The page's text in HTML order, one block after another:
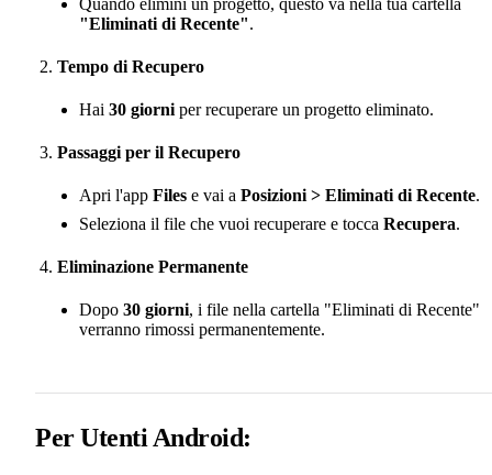
Quando elimini un progetto, questo va nella tua cartella
"Eliminati di Recente".
Tempo di Recupero
Hai 30 giorni per recuperare un progetto eliminato.
Passaggi per il Recupero
Apri l'app Files e vai a Posizioni > Eliminati di Recente.
Seleziona il file che vuoi recuperare e tocca Recupera.
Eliminazione Permanente
Dopo 30 giorni, i file nella cartella "Eliminati di Recente"
verranno rimossi permanentemente.
Per Utenti Android: